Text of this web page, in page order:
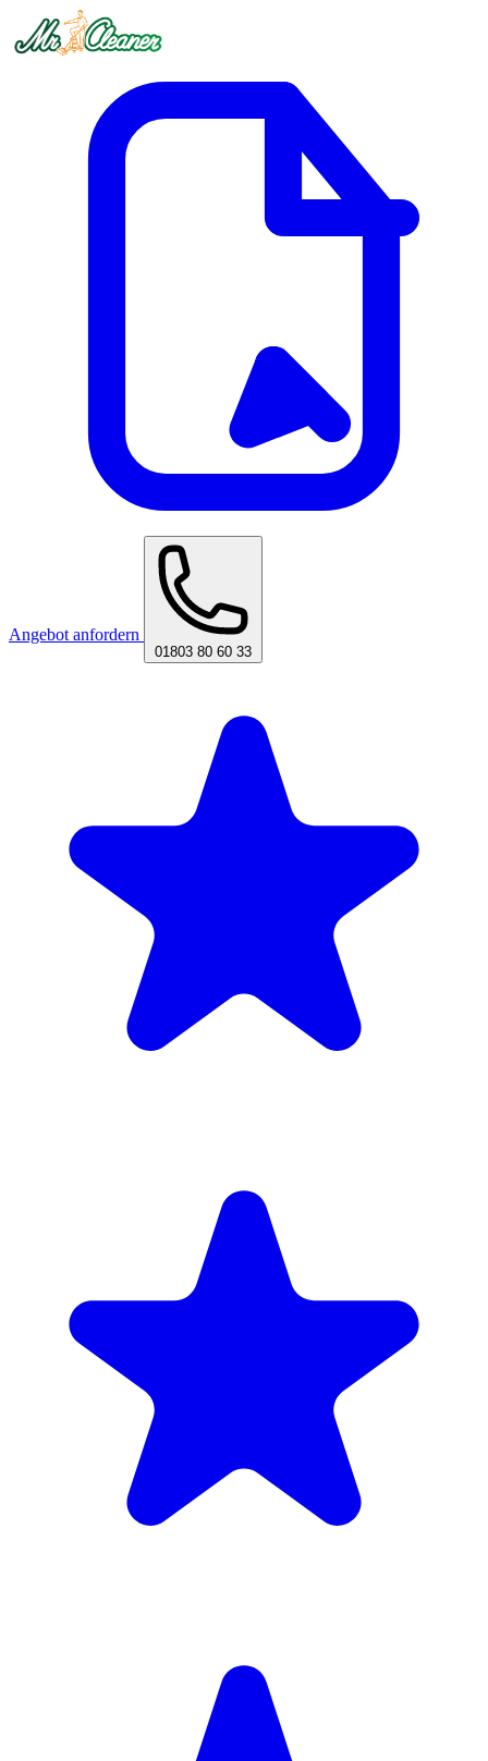
Angebot anfordern
01803 80 60 33